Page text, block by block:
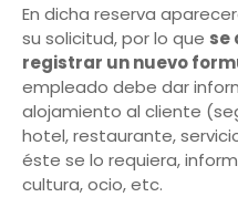
En dicha reserva
su solicitud, por lo que se
registrar un nuevo
empleado debe dar
alojamiento al cliente
hotel, restaurante,
éste se lo requiera,
cultura, ocio, etc.